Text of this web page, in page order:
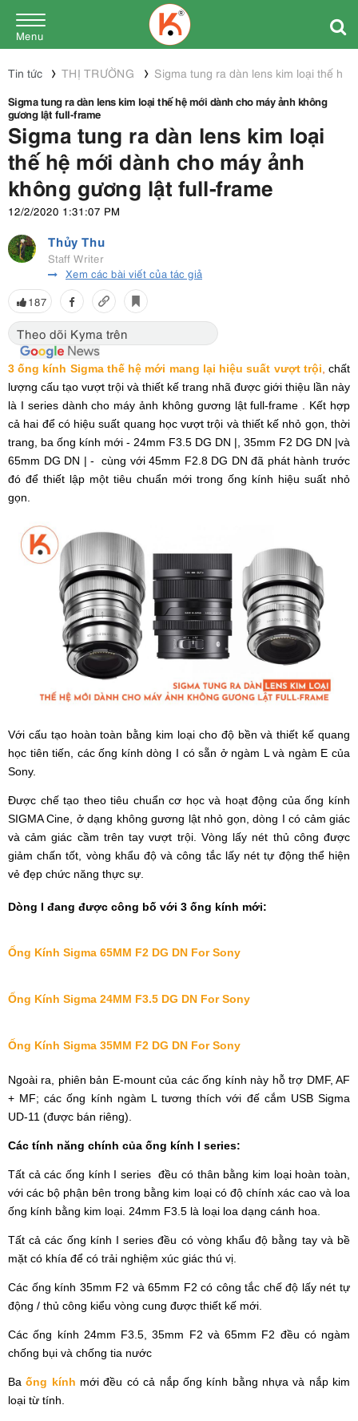
Menu
Tin tức THỊ TRƯỜNG
Sigma tung ra dàn lens kim loại thế hệ
Sigma tung ra dàn lens kim loại thế hệ mới dành cho máy ảnh không
gương lật full-frame
Sigma tung ra dàn lens kim loại
thế hệ mới dành cho máy ảnh
không gương lật full-frame
12/2/2020 1:31:07 PM
Thủy Thu
Staff Writer
Xem các bài viết của tác giả
187
Theo dõi Kyma trên
3 ống kính Sigma thế hệ mới mang lại hiệu suất vượt trội chất
lượng cấu tạo vượt trội và thiết kế trang nhã được giới thiệu lần này
là I series dành cho máy ảnh không gương lật full-frame . Kết hợp
cả hai để có hiệu suất quang học vượt trội và thiết kế nhỏ gọn, thời
trang, ba ống kính mới - 24mm F3.5 DG DN |, 35mm F2 DG DN |và
65mm DG DN | - cùng với 45mm F2.8 DG DN đã phát hành trước
đó để thiết lập một tiêu chuẩn mới trong ống kính hiệu suất nhỏ
gọn.
Với cấu tạo hoàn toàn bằng kim loại cho độ bền và thiết kế quang
học tiên tiến, các ống kính dòng I có sẵn ở ngàm L và ngàm E của
Sony.
Được chế tạo theo tiêu chuẩn cơ học và hoạt động của ống kính
SIGMA Cine, ở dạng không gương lật nhỏ gọn, dòng I có cảm giác
và cảm giác cầm trên tay vượt trội. Vòng lấy nét thủ công được
giảm chấn tốt, vòng khẩu độ và công tắc lấy nét tự động thể hiện
vẻ đẹp chức năng thực sự.
Dòng I đang được công bố với 3 ống kính mới:
Ống Kính Sigma 65MM F2 DG DN For Sony
Ống Kính Sigma 24MM F3.5 DG DN For Sony
Ống Kính Sigma 35MM F2 DG DN For Sony
Ngoài ra, phiên bản E-mount của các ống kính này hỗ trợ DMF, AF
+ MF; các ống kính ngàm L tương thích với đế cắm USB Sigma
UD-11 (được bán riêng).
Các tính năng chính của ống kính I series:
Tất cả các ống kính I series đều có thân bằng kim loại hoàn toàn,
với các bộ phận bên trong bằng kim loại có độ chính xác cao và loa
ống kính bằng kim loại. 24mm F3.5 là loại loa dạng cánh hoa.
Tất cả các ống kính I series đều có vòng khẩu độ bằng tay và bề
mặt có khía để có trải nghiệm xúc giác thú vị.
Các ống kính 35mm F2 và 65mm F2 có công tắc chế độ lấy nét tự
động / thủ công kiểu vòng cung được thiết kế mới.
Các ống kính 24mm F3.5, 35mm F2 và 65mm F2 đều có ngàm
chống bụi và chống tia nước
Baống kính mới đều có cả nắp ống kính bằng nhựa và nắp kim
loại từ tính.